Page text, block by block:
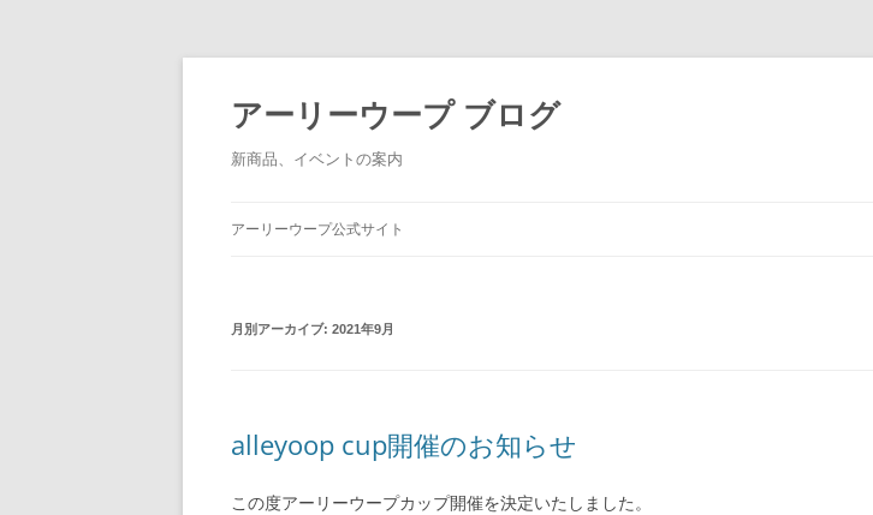
アーリーウープ ブログ
新商品、イベントの案内
アーリーウープ公式サイト
月別アーカイブ: 2021年9月
alleyoop cup開催のお知らせ
この度アーリーウープカップ開催を決定いたしました。